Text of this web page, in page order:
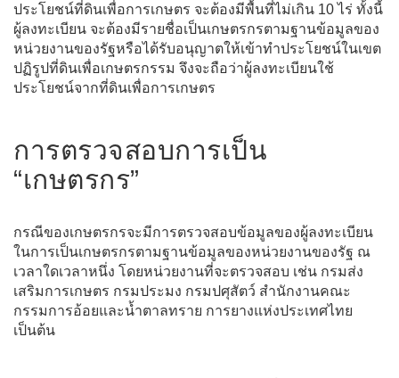
ประโยชน์ที่ดินเพื่อการเกษตร จะต้องมีพื้นที่ไม่เกิน 10 ไร่ ทั้งนี้
ผู้ลงทะเบียน จะต้องมีรายชื่อเป็นเกษตรกรตามฐานข้อมูลของ
หน่วยงานของรัฐหรือได้รับอนุญาตให้เข้าทำประโยชน์ในเขต
ปฏิรูปที่ดินเพื่อเกษตรกรรม จึงจะถือว่าผู้ลงทะเบียนใช้
ประโยชน์จากที่ดินเพื่อการเกษตร
การตรวจสอบการเป็น
“เกษตรกร”
กรณีของเกษตรกรจะมีการตรวจสอบข้อมูลของผู้ลงทะเบียน
ในการเป็นเกษตรกรตามฐานข้อมูลของหน่วยงานของรัฐ ณ
เวลาใดเวลาหนึ่ง โดยหน่วยงานที่จะตรวจสอบ เช่น กรมส่ง
เสริมการเกษตร กรมประมง กรมปศุสัตว์ สำนักงานคณะ
กรรมการอ้อยและน้ำตาลทราย การยางแห่งประเทศไทย
เป็นต้น